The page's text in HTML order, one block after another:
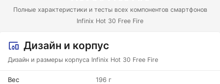
Полные характеристики и тесты всех компонентов смартфонов
Infinix Hot 30 Free Fire
Дизайн и корпус
Дизайн и размеры корпуса Infinix Hot 30 Free Fire
Вес 196 г